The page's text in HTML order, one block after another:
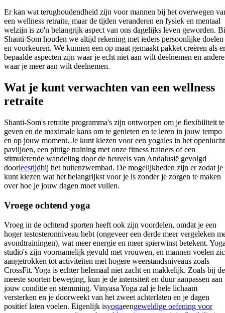
Er kan wat terughoudendheid zijn voor mannen bij het overwegen
een wellness retraite, maar de tijden veranderen en fysiek en mentaal
welzijn is zo'n belangrijk aspect van ons dagelijks leven geworden.
Shanti-Som houden we altijd rekening met ieders persoonlijke doelen
en voorkeuren. We kunnen een op maat gemaakt pakket creëren als er
bepaalde aspecten zijn waar je echt niet aan wilt deelnemen en andere
waar je meer aan wilt deelnemen.
Wat je kunt verwachten van een wellness
retraite
Shanti-Som's retraite programma's zijn ontworpen om je flexibiliteit te
geven en de maximale kans om te genieten en te leren in jouw tempo
en op jouw moment. Je kunt kiezen voor een yogales in het openlucht
paviljoen, een pittige training met onze fitness trainers of een
stimulerende wandeling door de heuvels van Andalusië gevolgd
doorleestijdbij het buitenzwembad. De mogelijkheden zijn er zodat je
kunt kiezen wat het belangrijkst voor je is zonder je zorgen te maken
over hoe je jouw dagen moet vullen.
Vroege ochtend yoga
Vroeg in de ochtend sporten heeft ook zijn voordelen, omdat je een
hoger testosteronniveau hebt (ongeveer een derde meer vergeleken
avondtrainingen), wat meer energie en meer spierwinst betekent.
studio's zijn voornamelijk gevuld met vrouwen, en mannen voelen
aangetrokken tot activiteiten met hogere weerstandsniveaus zoals
CrossFit. Yoga is echter helemaal niet zacht en makkelijk. Zoals bij de
meeste soorten beweging, kun je de intensiteit en duur aanpassen aan
jouw conditie en stemming. Vinyasa Yoga zal je hele lichaam
versterken en je doorweekt van het zweet achterlaten en je dagen
positief laten voelen. Eigenlijk isyogaeengeweldige oefening voor